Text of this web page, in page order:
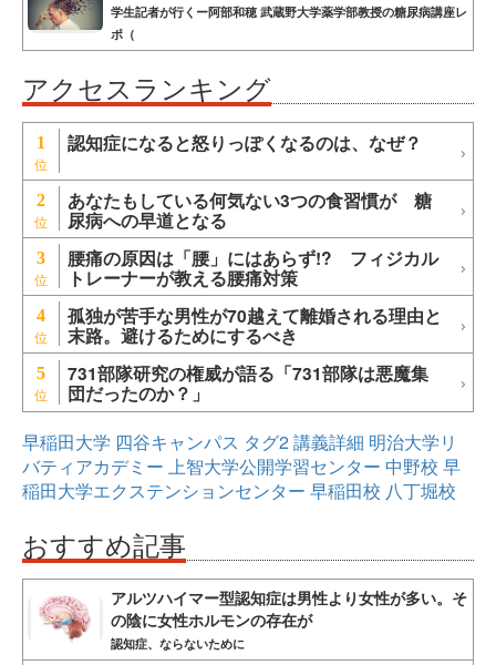
学生記者が行くー阿部和穂 武蔵野大学薬学部教授の糖尿病講座レ
ポ（
アクセスランキング
1 認知症になると怒りっぽくなるのは、なぜ？
2 あなたもしている何気ない3つの食習慣が 糖
尿病への早道となる
3 腰痛の原因は「腰」にはあらず!? フィジカル
トレーナーが教える腰痛対策
4 孤独が苦手な男性が70越えて離婚される理由と
末路。避けるためにするべき
5 731部隊研究の権威が語る「731部隊は悪魔集
団だったのか？」
早稲田大学 四谷キャンパス タグ2講義詳細 明治大学リ
バティアカデミー 上智大学公開学習センター 中野校 早
稲田大学エクステンションセンター 早稲田校 八丁堀校
おすすめ記事
アルツハイマー型認知症は男性より女性が多い。そ
の陰に女性ホルモンの存在が
認知症、ならないために